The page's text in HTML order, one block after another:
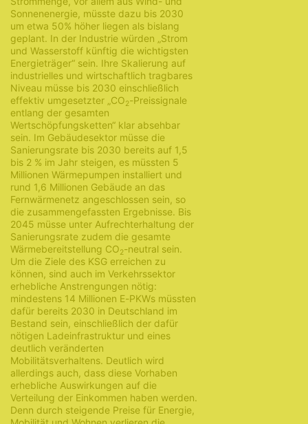
Sonnenenergie, müsste dazu bis 2030
um etwa 50% höher liegen als bislang
geplant. In der Industrie würden „Strom
und Wasserstoff künftig die wichtigsten
Energieträger“ sein. Ihre Skalierung auf
industrielles und wirtschaftlich tragbares
Niveau müsse bis 2030 einschließlich
effektiv umgesetzter „CO2-Preissignale
entlang der gesamten
Wertschöpfungsketten“ klar absehbar
sein. Im Gebäudesektor müsse die
Sanierungsrate bis 2030 bereits auf 1,5
bis 2 % im Jahr steigen, es müssten 5
Millionen Wärmepumpen installiert und
rund 1,6 Millionen Gebäude an das
Fernwärmenetz angeschlossen sein, so
die zusammengefassten Ergebnisse. Bis
2045 müsse unter Aufrechterhaltung der
Sanierungsrate zudem die gesamte
Wärmebereitstellung CO2-neutral sein.
Um die Ziele des KSG erreichen zu
können, sind auch im Verkehrssektor
erhebliche Anstrengungen nötig:
mindestens 14 Millionen E-PKWs müssten
dafür bereits 2030 in Deutschland im
Bestand sein, einschließlich der dafür
nötigen Ladeinfrastruktur und eines
deutlich veränderten
Mobilitätsverhaltens. Deutlich wird
allerdings auch, dass diese Vorhaben
erhebliche Auswirkungen auf die
Verteilung der Einkommen haben werden.
Denn durch steigende Preise für Energie,